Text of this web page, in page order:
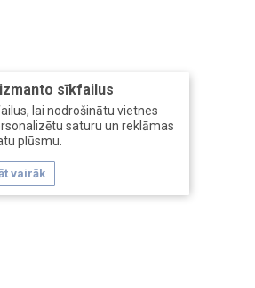
sīkfailus
lai nodrošinātu vietnes
saturu un reklāmas
plūsmu.
vairāk